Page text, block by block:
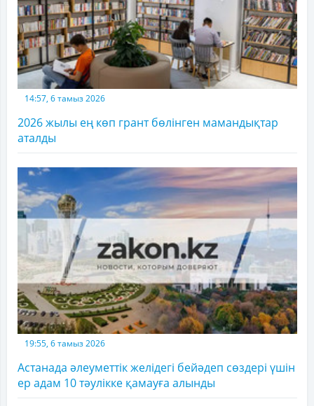
14:57, 6 тамыз 2026
2026 жылы ең көп грант бөлінген мамандықтар
аталды
19:55, 6 тамыз 2026
Астанада әлеуметтік желідегі бейәдеп сөздері үшін
ер адам 10 тәулікке қамауға алынды